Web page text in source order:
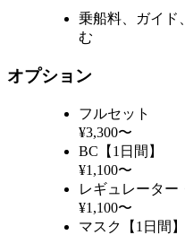
乗船料、ガイド
む
オプション
フルセット
¥3,300〜
BC【1日間】
¥1,100〜
レギュレーター
¥1,100〜
マスク【1日間】